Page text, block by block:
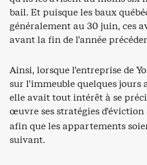
bail. Et puisque les baux
généralement au 30 juin, ces
avant la fin de l’année
Ainsi, lorsque l’entreprise de
sur l’immeuble quelques jours
elle avait tout intérêt à se
œuvre ses stratégies d’éviction
afin que les appartements
suivant.